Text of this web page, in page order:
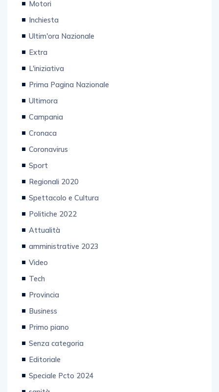
Inchiesta
Ultim'ora Nazionale
Extra
L'iniziativa
Prima Pagina Nazionale
Ultimora
Campania
Cronaca
Coronavirus
Sport
Regionali 2020
Spettacolo e Cultura
Politiche 2022
Attualità
amministrative 2023
Video
Tech
Provincia
Business
Primo piano
Senza categoria
Editoriale
Speciale Pcto 2024
sanità